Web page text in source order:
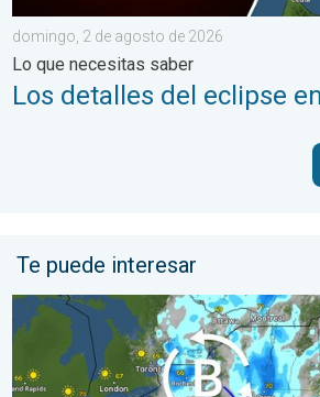
domingo, 2 de agosto de 2026
Lo que necesitas saber
Los detalles del eclipse
Te puede interesar
Lluvias intensas en el noreste.